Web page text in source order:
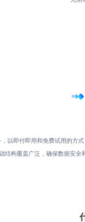
以即付即用和免费试用的方
结构覆盖广泛，确保数据安